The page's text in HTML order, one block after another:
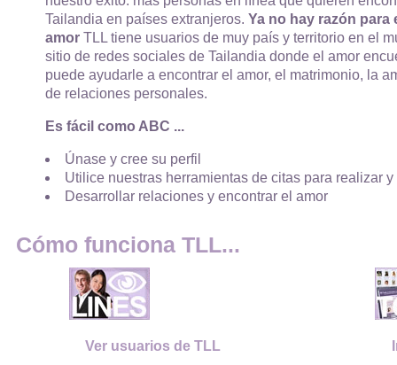
Tailandia en países extranjeros. Ya no hay razón
amor TLL tiene usuarios de muy país y territorio en el
sitio de redes sociales de Tailandia donde el amor
puede ayudarle a encontrar el amor, el matrimonio, la
de relaciones personales.
Es fácil como ABC ...
Únase y cree su perfil
Utilice nuestras herramientas de citas para realizar
Desarrollar relaciones y encontrar el amor
Cómo funciona TLL...
Ver usuarios de TLL